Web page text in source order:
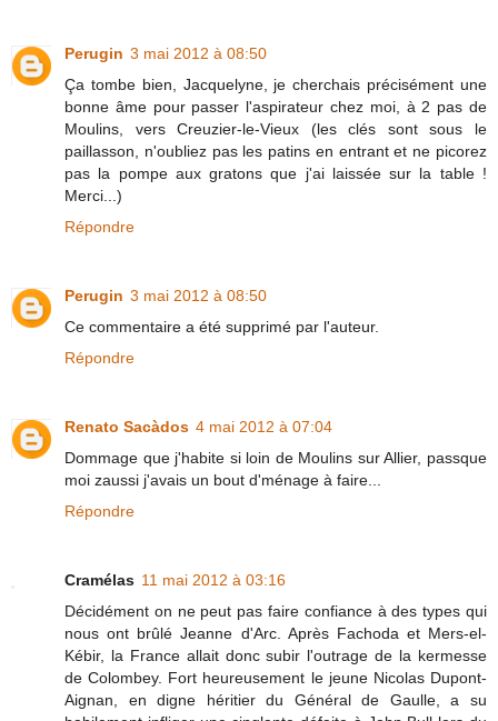
Perugin 3 mai 2012 à 08:50
Ça tombe bien, Jacquelyne, je cherchais précisément une
bonne âme pour passer l'aspirateur chez moi, à 2 pas de
Moulins, vers Creuzier-le-Vieux (les clés sont sous le
paillasson, n'oubliez pas les patins en entrant et ne picorez
pas la pompe aux gratons que j'ai laissée sur la table !
Merci...)
Répondre
Perugin 3 mai 2012 à 08:50
Ce commentaire a été supprimé par l'auteur.
Répondre
Renato Sacàdos 4 mai 2012 à 07:04
Dommage que j'habite si loin de Moulins sur Allier, passque
moi zaussi j'avais un bout d'ménage à faire...
Répondre
Cramélas 11 mai 2012 à 03:16
Décidément on ne peut pas faire confiance à des types qui
nous ont brûlé Jeanne d'Arc. Après Fachoda et Mers-el-
Kébir, la France allait donc subir l'outrage de la kermesse
de Colombey. Fort heureusement le jeune Nicolas Dupont-
Aignan, en digne héritier du Général de Gaulle, a su